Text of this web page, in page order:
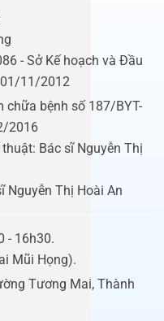
- Sở Kế hoạch và Đầu
01/11/2012
chữa bệnh số 187/BYT-
2016
Bác sĩ Nguyễn Thị
Nguyễn Thị Hoài An
- 16h30.
Mũi Họng).
Tương Mai, Thành